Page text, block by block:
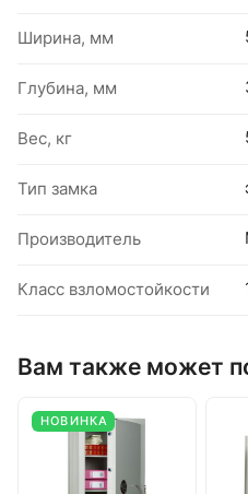
Ширина, мм
Глубина, мм
Вес, кг
Тип замка
Производитель
Класс взломостойкости
Вам также может
НОВИНКА